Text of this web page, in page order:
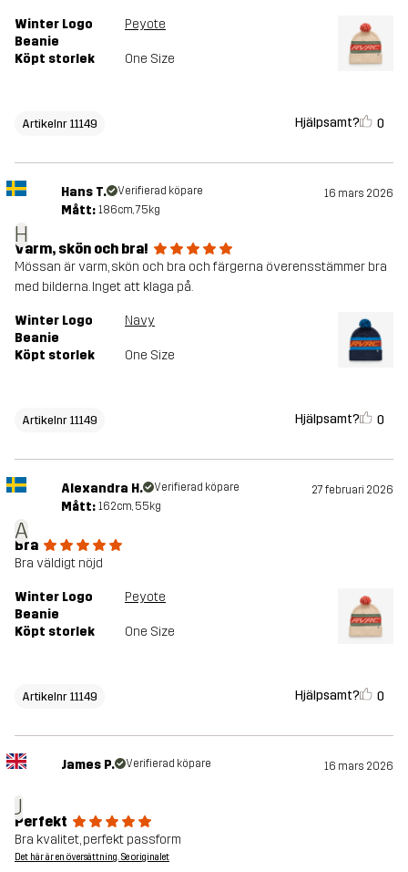
Winter Logo
Beanie
Peyote
Köpt storlek One Size
Artikelnr 11149 Hjälpsamt? 0
H
Hans T. Verifierad köpare 16 mars 2026
Mått: 186cm, 75kg
Varm, skön och bra!
Mössan är varm, skön och bra och färgerna överensstämmer bra
med bilderna. Inget att klaga på.
Winter Logo
Beanie
Navy
Köpt storlek One Size
Artikelnr 11149 Hjälpsamt? 0
A
Alexandra H. Verifierad köpare 27 februari 2026
Mått: 162cm, 55kg
Bra
Bra väldigt nöjd
Winter Logo
Beanie
Peyote
Köpt storlek One Size
Artikelnr 11149 Hjälpsamt? 0
J
James P. Verifierad köpare 16 mars 2026
Perfekt
Bra kvalitet, perfekt passform
Det här är en översättning. Se originalet